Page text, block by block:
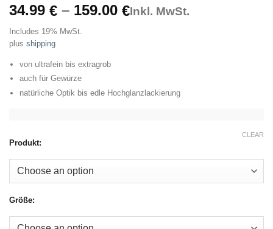
34.99 € – 159.00 €Price
Inkl. MwSt.
Includes 19% MwSt.
plus shipping
von ultrafein bis extragrob
auch für Gewürze
natürliche Optik bis edle Hochglanzlackierung
Produkt:
Größe:
CLEAR